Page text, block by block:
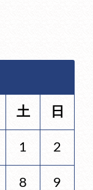
土 日
1 2
8 9